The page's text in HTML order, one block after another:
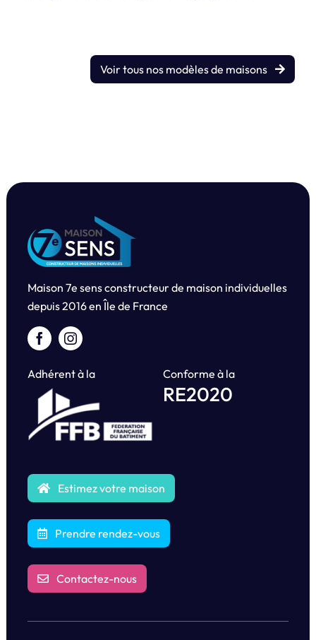
Voir tous nos modèles de maisons
Maison 7e sens constructeur de maison individuelles
depuis2016 en Île de France
Adhérent à la Conforme à la
RE2020
Estimez votre maison
Prendre rendez-vous
Contactez-nous